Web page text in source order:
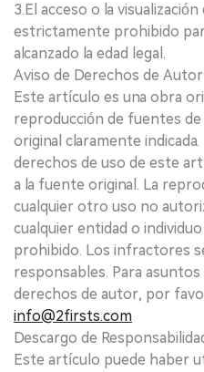
3.El acceso o la
estrictamente prohibido
alcanzado la edad legal.
Aviso de Derechos de Autor
Este artículo es una obra
reproducción de fuentes
original claramente
derechos de uso de este
a la fuente original. La
cualquier otro uso no
cualquier entidad o
prohibido. Los infractores
responsables. Para
derechos de autor, por
info@2firsts.com
Descargo de
Este artículo puede haber